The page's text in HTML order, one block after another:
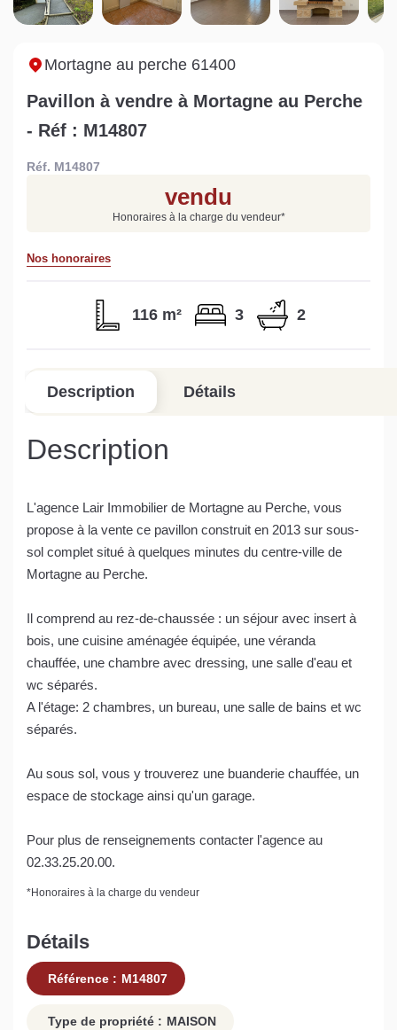
Sarthe pour booster sa
vente
quelles sont les
conséquences ?
Estimez votre bien en ligne.
en quelques clics.
Mortagne au perche 61400
Pavillon à vendre à Mortagne au Perche
- Réf : M14807
Réf. M14807
vendu
Honoraires à la charge du vendeur*
Nos honoraires
116 m² 3 2
Description Détails
Description
L'agence Lair Immobilier de Mortagne au Perche, vous
propose à la vente ce pavillon construit en 2013 sur sous-
sol complet situé à quelques minutes du centre-ville de
Mortagne au Perche.
Il comprend au rez-de-chaussée : un séjour avec insert à
bois, une cuisine aménagée équipée, une véranda
chauffée, une chambre avec dressing, une salle d'eau et
wc séparés.
A l'étage: 2 chambres, un bureau, une salle de bains et wc
séparés.
Au sous sol, vous y trouverez une buanderie chauffée, un
espace de stockage ainsi qu'un garage.
Pour plus de renseignements contacter l'agence au
02.33.25.20.00.
*Honoraires à la charge du vendeur
Détails
Référence : M14807
Type de propriété : MAISON